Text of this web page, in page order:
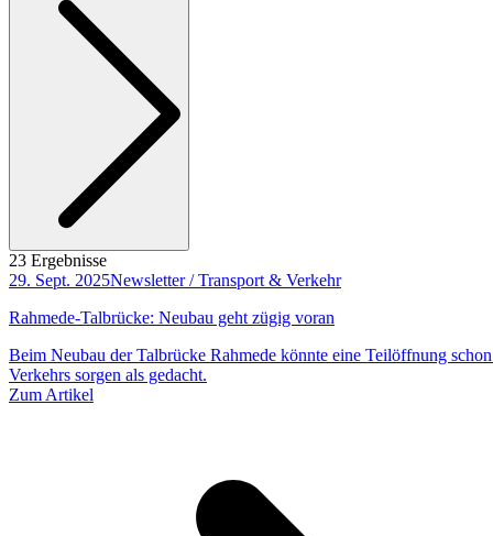
23 Ergebnisse
29. Sept. 2025Newsletter / Transport & Verkehr
Rahmede-Talbrücke: Neubau geht zügig voran
Beim Neubau der Talbrücke Rahmede könnte eine Teilöffnung
Verkehrs sorgen als gedacht.
Zum Artikel